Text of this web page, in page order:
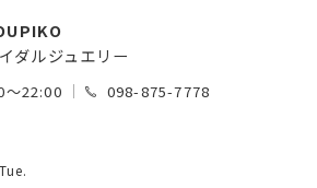
ダルジュエリー
～22:00 098-875-7778